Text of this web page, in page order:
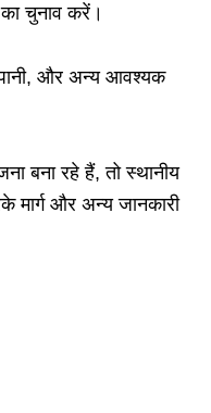
चुनाव करें।
और अन्य आवश्यक
बना रहे हैं, तो स्थानीय
मार्ग और अन्य जानकारी